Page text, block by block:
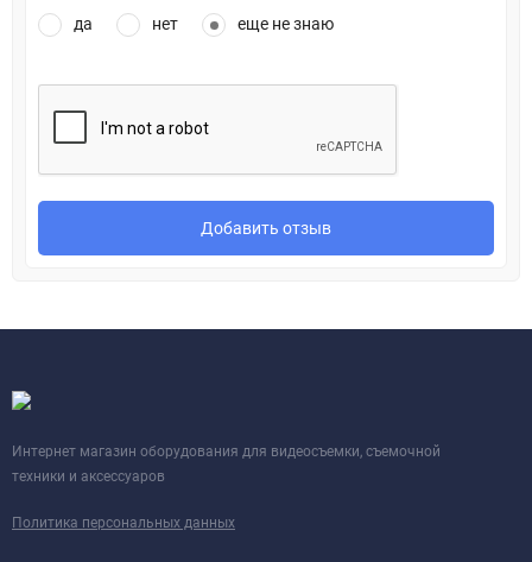
да
нет еще не знаю
Добавить отзыв
Интернет магазин оборудования для видеосъемки, съемочной
техники и аксессуаров
Политика персональных данных